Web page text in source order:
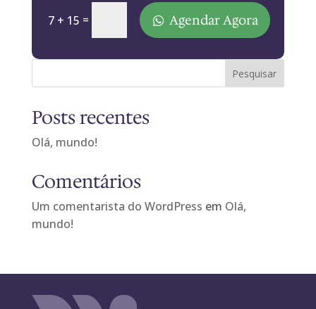
7 + 15 = Agendar Agora
Pesquisar
Posts recentes
Olá, mundo!
Comentários
Um comentarista do WordPress em Olá,
mundo!